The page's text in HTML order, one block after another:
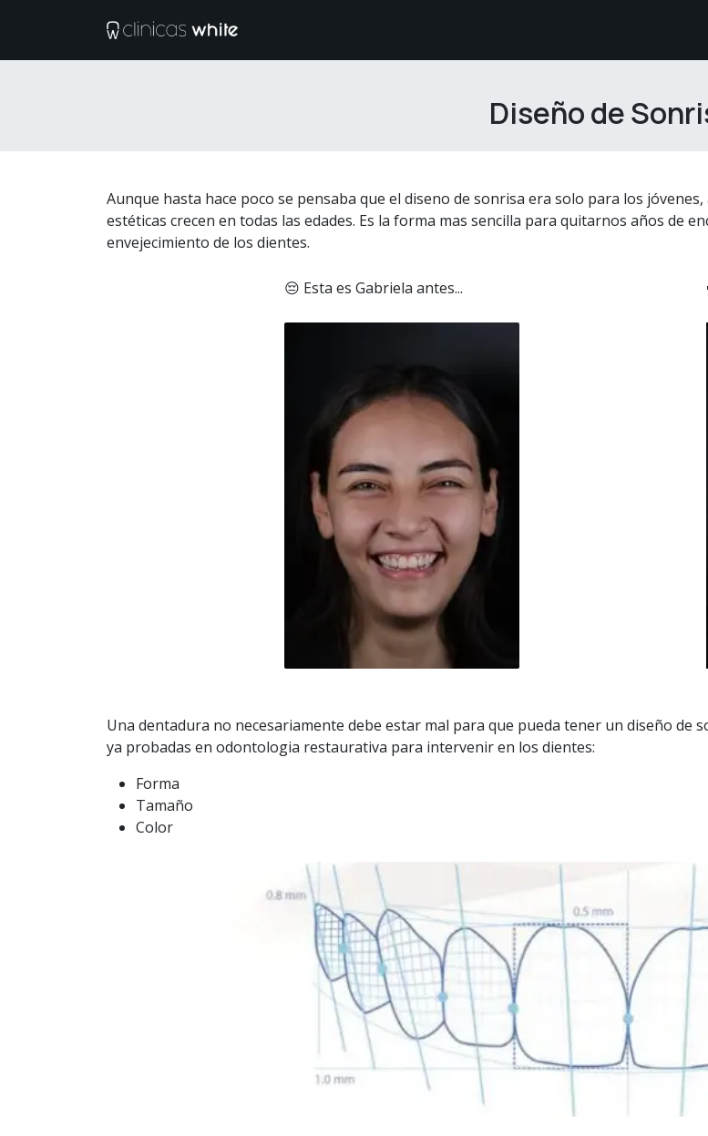
Diseño de
Aunque hasta hace poco se pensaba que el diseno de sonrisa era solo para los
estéticas crecen en todas las edades. Es la forma mas sencilla para quitarnos años de
envejecimiento de los dientes.
😔 Esta es Gabriela antes...
Una dentadura no necesariamente debe estar mal para que pueda tener un diseño de
ya probadas en odontologia restaurativa para intervenir en los dientes:
Forma
Tamaño
Color